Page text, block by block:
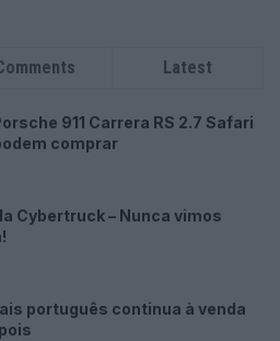
Latest
911 Carrera RS 2.7 Safari
comprar
Cybertruck – Nunca vimos
português continua à venda